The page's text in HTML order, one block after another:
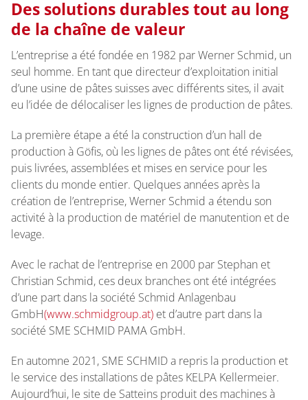
Des solutions durables tout au long
de la chaîne de valeur
L’entreprise a été fondée en 1982 par Werner Schmid, un
seul homme. En tant que directeur d’exploitation initial
d’une usine de pâtes suisses avec différents sites, il avait
eu l’idée de délocaliser les lignes de production de pâtes.
La première étape a été la construction d’un hall de
production à Göfis, où les lignes de pâtes ont été révisées,
puis livrées, assemblées et mises en service pour les
clients du monde entier. Quelques années après la
création de l’entreprise, Werner Schmid a étendu son
activité à la production de matériel de manutention et de
levage.
Avec le rachat de l’entreprise en 2000 par Stephan et
Christian Schmid, ces deux branches ont été intégrées
d’une part dans la société Schmid Anlagenbau
GmbH(www.schmidgroup.at)et d’autre part dans la
société SME SCHMID PAMA GmbH.
En automne 2021, SME SCHMID a repris la production et
le service des installations de pâtes KELPA Kellermeier.
Aujourd’hui, le site de Satteins produit des machines à